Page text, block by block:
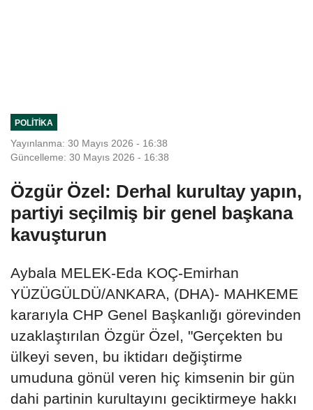
POLITIKA
Yayınlanma: 30 Mayıs 2026 - 16:38
Güncelleme: 30 Mayıs 2026 - 16:38
Özgür Özel: Derhal kurultay yapın,
partiyi seçilmiş bir genel başkana
kavuşturun
Aybala MELEK-Eda KOÇ-Emirhan
YÜZÜGÜLDÜ/ANKARA, (DHA)- MAHKEME
kararıyla CHP Genel Başkanlığı görevinden
uzaklaştırılan Özgür Özel, "Gerçekten bu
ülkeyi seven, bu iktidarı değiştirme
umuduna gönül veren hiç kimsenin bir gün
dahi partinin kurultayını geciktirmeye hakkı